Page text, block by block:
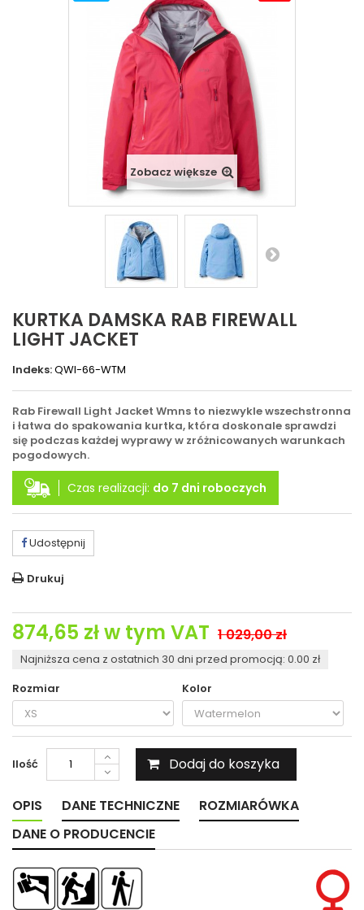
Zobacz większe
KURTKA DAMSKA RAB FIREWALL
LIGHT JACKET
Indeks:QWI-66-WTM
Rab Firewall Light Jacket Wmns to niezwykle wszechstronna
i łatwa do spakowania kurtka, która doskonale sprawdzi
się podczas każdej wyprawy w zróżnicowanych warunkach
pogodowych.
Czas realizacji: do 7 dni roboczych
Udostępnij
Drukuj
874,65 złw tym VAT 1 029,00 zł
Najniższa cena z ostatnich 30 dni przed promocją: 0.00 zł
Rozmiar
Kolor
Ilość Dodaj do koszyka
OPIS DANE TECHNICZNE
ROZMIARÓWKA
DANE O PRODUCENCIE